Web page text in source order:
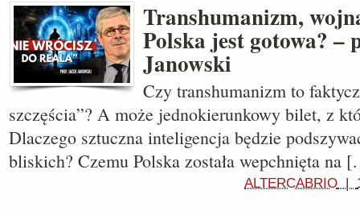
Transhumanizm,
Polska jest gotowa? –
Janowski
Czy transhumanizm to
szczęścia”? A może jednokierunkowy bilet, z
Dlaczego sztuczna inteligencja będzie
bliskich? Czemu Polska została wepchnięta na
ALTERCABRIO |